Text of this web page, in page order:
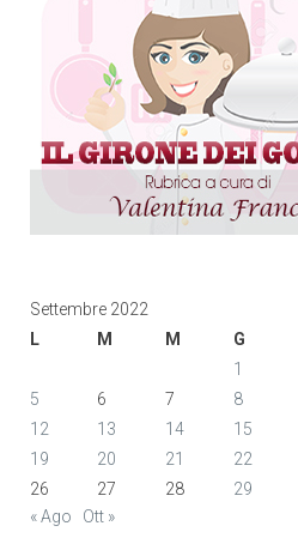
Settembre 2022
L
M M G
1
5
6 7 8
12
13 14 15
19
20 21 22
26
27 28 29
« Ago
Ott »